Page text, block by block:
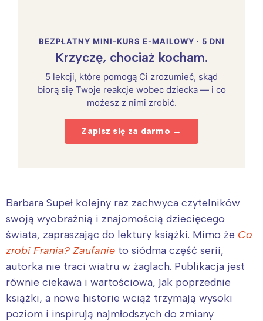
BEZPŁATNY MINI-KURS E-MAILOWY · 5 DNI
Krzyczę, chociaż kocham.
5 lekcji, które pomogą Ci zrozumieć, skąd
biorą się Twoje reakcje wobec dziecka — i co
możesz z nimi zrobić.
Zapisz się za darmo →
Barbara Supeł kolejny raz zachwyca czytelników
swoją wyobraźnią i znajomością dziecięcego
świata, zapraszając do lektury książki. Mimo że Co
zrobi Frania? Zaufanie to siódma część serii,
autorka nie traci wiatru w żaglach. Publikacja jest
równie ciekawa i wartościowa, jak poprzednie
książki, a nowe historie wciąż trzymają wysoki
poziom i inspirują najmłodszych do zmiany